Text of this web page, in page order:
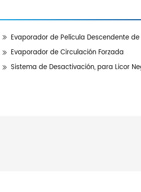
Evaporador de Película Descendente de
Evaporador de Circulación Forzada
Sistema de Desactivación, para Licor